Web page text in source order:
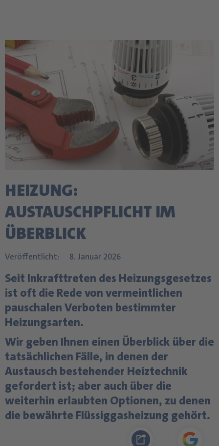
HEIZUNG:
AUSTAUSCHPFLICHT IM
ÜBERBLICK
Veröffentlicht: 8. Januar 2026
Seit Inkrafttreten des Heizungsgesetzes
ist oft die Rede von vermeintlichen
pauschalen Verboten bestimmter
Heizungsarten.
Wir geben Ihnen einen Überblick über die
tatsächlichen Fälle, in denen der
Austausch bestehender Heiztechnik
gefordert ist; aber auch über die
weiterhin erlaubten Optionen, zu denen
die bewährte Flüssiggasheizung gehört.